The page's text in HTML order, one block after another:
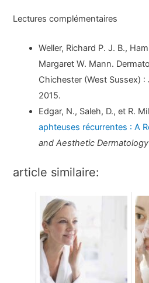
Lectures complémentaires
Weller, Richard P. J. B.,
Margaret W. Mann.
Chichester (West Sussex)
2015.
Edgar, N., Saleh, D., et R.
aphteuses récurrentes : A
and Aesthetic Dermatology
article similaire: